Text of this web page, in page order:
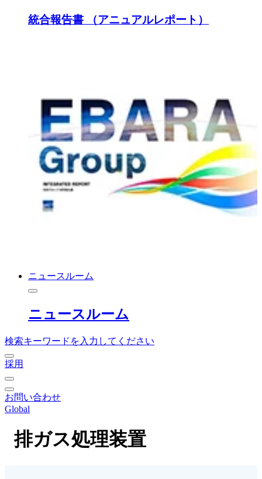
統合報告書 （アニュアルレポート）
ニュースルーム
ニュースルーム
検索キーワードを入力してください
採用
お問い合わせ
Global
排ガス処理装置